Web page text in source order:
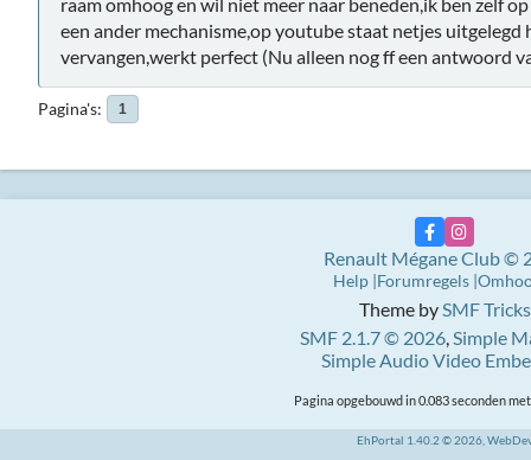
een ander mechanisme,op youtube staat netjes uitgelegd
vervangen,werkt perfect (Nu alleen nog ff een antwoord
Pagina's 1
Theme bySMF Tricks
SMF 2.1.7 © 2026,Simple
Simple Audio Video
Renault Mégane Club ©
Help Forumregels
Pagina opgebouwd in 0.083 seconden
EhPortal 1.40.2 © 2026,